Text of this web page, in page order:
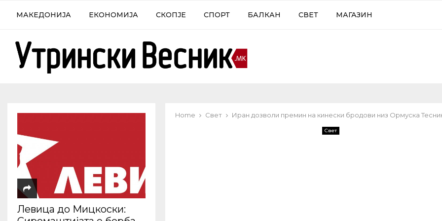
МАКЕДОНИЈА ЕКОНОМИЈА СКОПЈЕ СПОРТ БАЛКАН СВЕТ МАГАЗИН
Home Свет Иран дозволи премин на кинески бродови низ Ормуска
Свет
Левица до Мицкоски: